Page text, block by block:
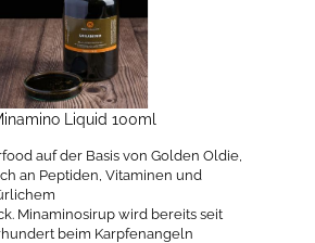
Liquid 100ml
auf der Basis von Golden Oldie,
an Peptiden, Vitaminen und
Minaminosirup wird bereits seit
beim Karpfenangeln